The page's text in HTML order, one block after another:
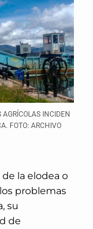
AGRÍCOLAS INCIDEN
FOTO: ARCHIVO
la elodea o
problemas
su
de